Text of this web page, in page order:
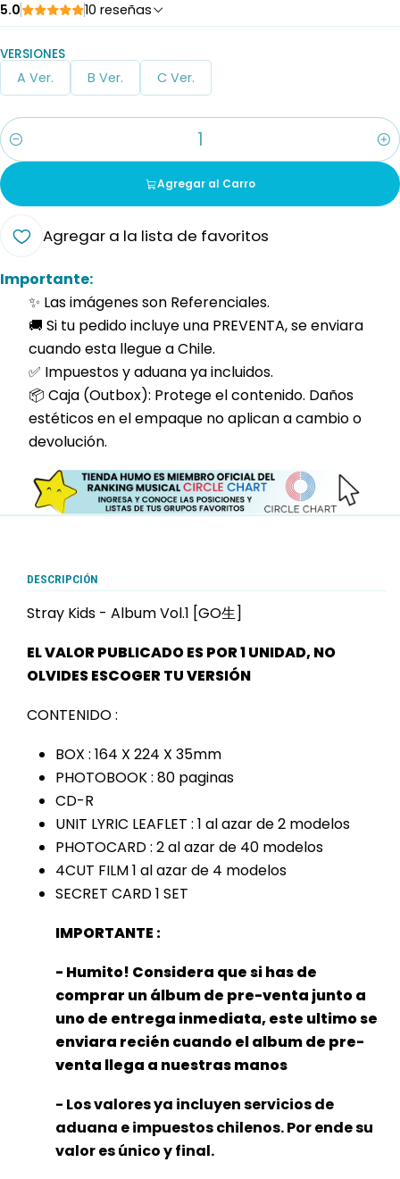
5.0 10 reseñas
VERSIONES
A Ver. B Ver. C Ver.
Cantidad
Agregar al Carro
Agregar a la lista de favoritos
Importante:
✨ Las imágenes son Referenciales.
🚚 Si tu pedido incluye una PREVENTA, se enviara
cuando esta llegue a Chile.
✅ Impuestos y aduana ya incluidos.
📦 Caja (Outbox): Protege el contenido. Daños
estéticos en el empaque no aplican a cambio o
devolución.
DESCRIPCIÓN
Stray Kids - Album Vol.1 [GO生]
EL VALOR PUBLICADO ES POR 1 UNIDAD, NO
OLVIDES ESCOGER TU VERSIÓN
CONTENIDO :
BOX : 164 X 224 X 35mm
PHOTOBOOK : 80 paginas
CD-R
UNIT LYRIC LEAFLET : 1 al azar de 2 modelos
PHOTOCARD : 2 al azar de 40 modelos
4CUT FILM 1 al azar de 4 modelos
SECRET CARD 1 SET
IMPORTANTE :
- Humito! Considera que si has de
comprar un álbum de pre-venta junto a
uno de entrega inmediata, este ultimo se
enviara recién cuando el album de pre-
venta llega a nuestras manos
- Los valores ya incluyen servicios de
aduana e impuestos chilenos. Por ende su
valor es único y final.